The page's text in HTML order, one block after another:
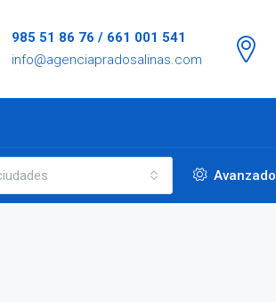
985 51 86 76 / 661 001 541
info@agenciapradosalinas.com
Avanzado